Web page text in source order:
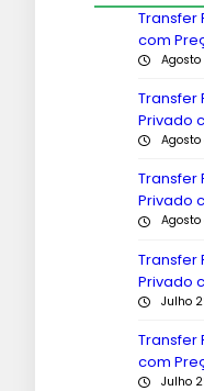
Transfer
com
Agosto
Transfer
Privado
Agosto
Transfer
Privado
Agosto
Transfer
Privado
Julho
Transfer
com
Julho